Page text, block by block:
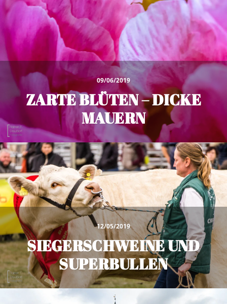
09/06/2019
ZARTE BLÜTEN – DICKE
MAUERN
12/05/2019
SIEGERSCHWEINE UND
SUPERBULLEN